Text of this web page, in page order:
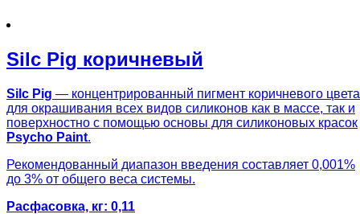
Silc Pig коричневый
Silc Pig — концентрированный пигмент коричневого цвета
для окрашивания всех видов силиконов как в массе, так и
поверхностно с помощью основы для силиконовых красок
Psycho Paint.
Рекомендованный диапазон введения составляет 0,001%
до 3% от общего веса системы.
Расфасовка, кг: 0,11